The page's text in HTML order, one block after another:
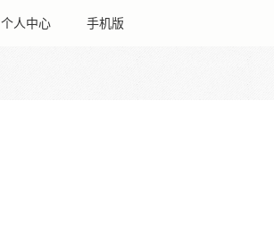
个人中心 手机版